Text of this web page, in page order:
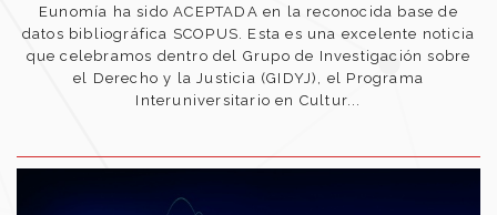
Eunomía ha sido ACEPTADA en la reconocida base de
datos bibliográfica SCOPUS. Esta es una excelente noticia
que celebramos dentro del Grupo de Investigación sobre
el Derecho y la Justicia (GIDYJ), el Programa
Interuniversitario en Cultur...